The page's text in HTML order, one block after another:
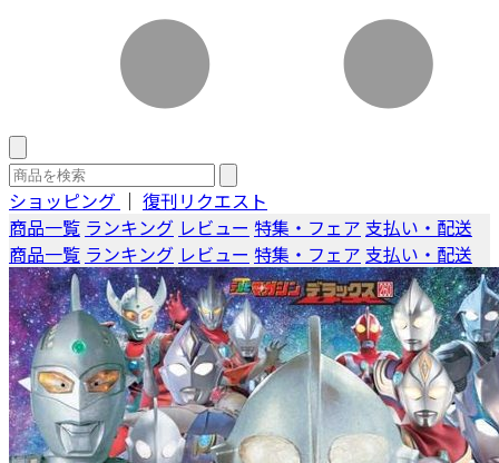
ショッピング ｜ 復刊リクエスト
商品一覧 ランキング レビュー 特集・フェア 支払い・配送
商品一覧 ランキング レビュー 特集・フェア 支払い・配送